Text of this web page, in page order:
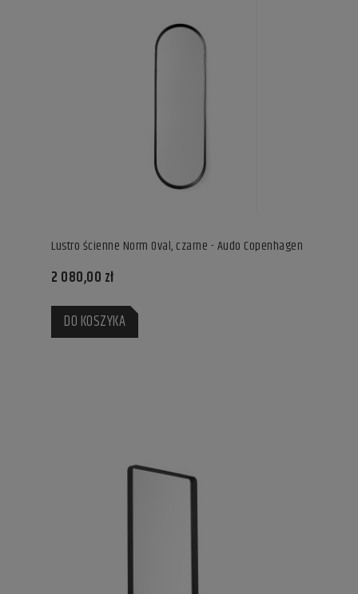
Lustro ścienne Norm Oval, czarne - Audo Copenhagen
2 080,00 zł
DO KOSZYKA